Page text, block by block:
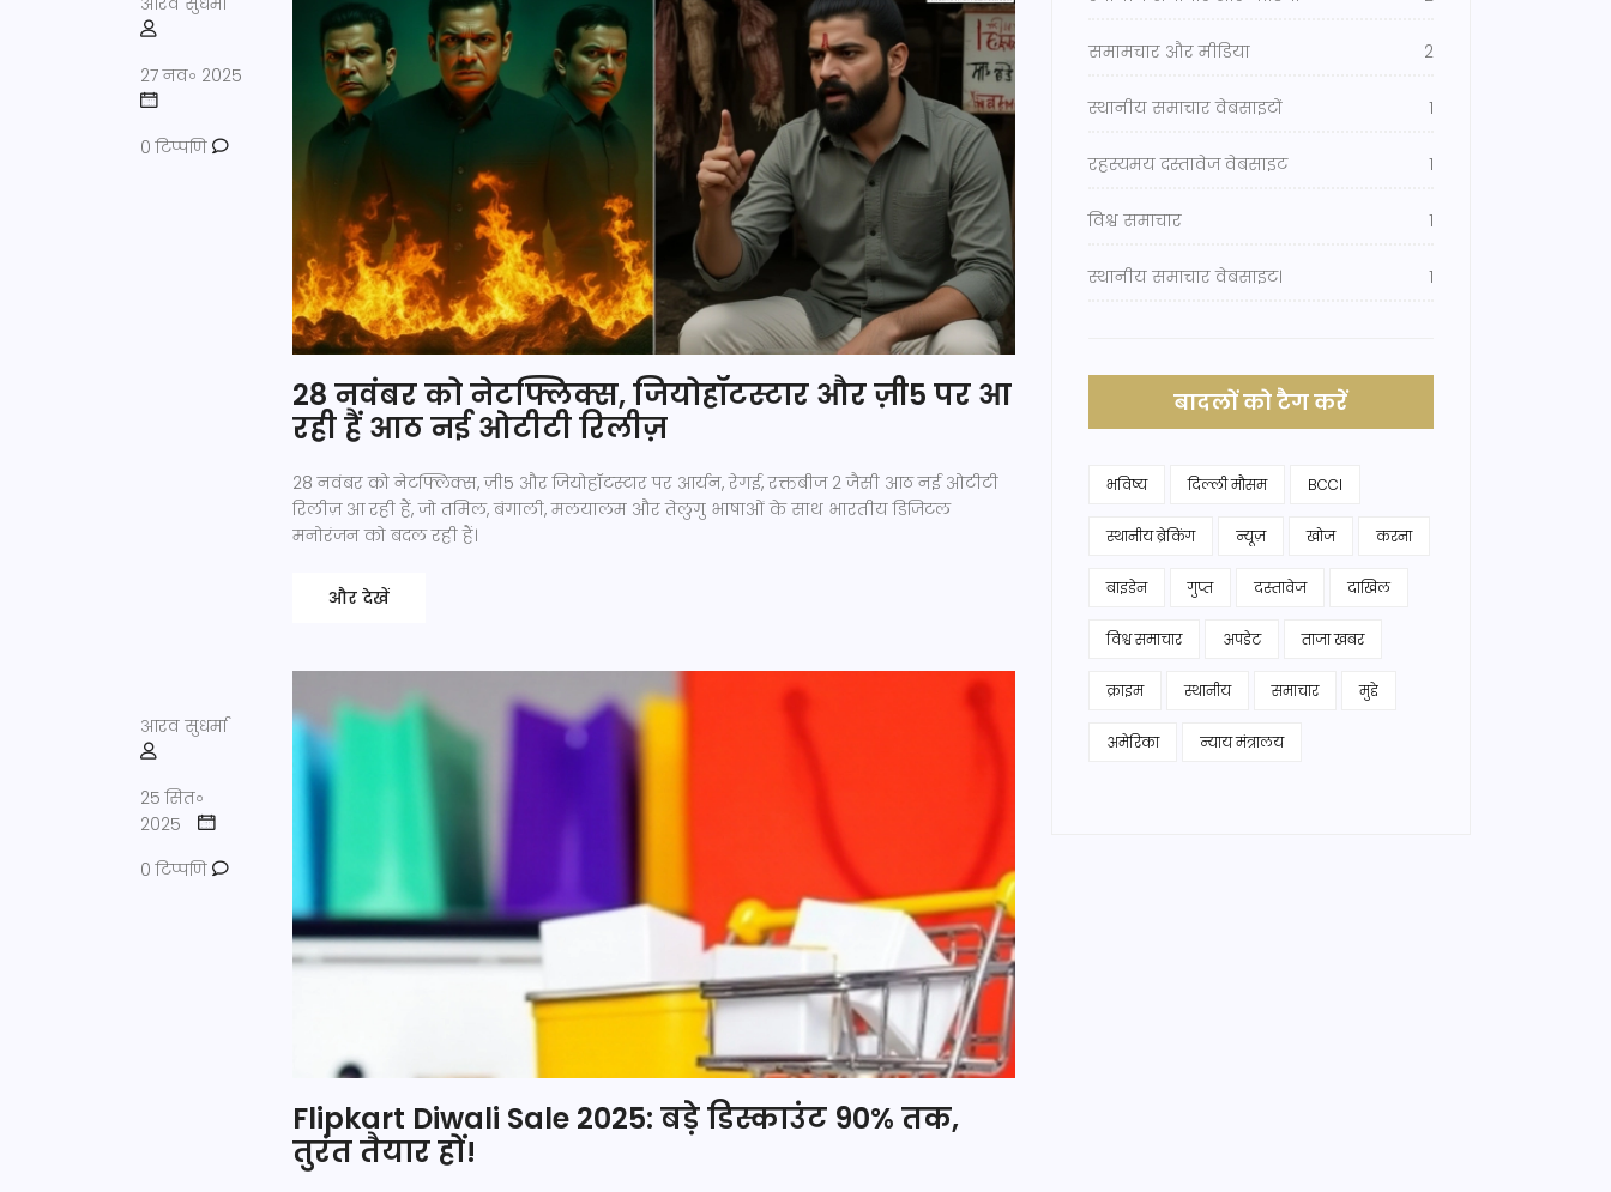
27 नव॰ 2025
0 टिप्पणि
28 नवंबर को नेटफ्लिक्स, जियोहॉटस्टार और ज़ी5 पर आ
रही हैं आठ नई ओटीटी रिलीज़
28 नवंबर को नेटफ्लिक्स, ज़ी5 और जियोहॉटस्टार पर आर्यन, रेगई, रक्तबीज 2 जैसी आठ नई ओटीटी
रिलीज़ आ रही हैं, जो तमिल, बंगाली, मलयालम और तेलुगु भाषाओं के साथ भारतीय डिजिटल
मनोरंजन को बदल रही हैं।
और देखें
आरव सुधर्मा
25 सित॰
2025
0 टिप्पणि
Flipkart Diwali Sale 2025: बड़े डिस्काउंट 90% तक,
तुरंत तैयार हों!
समामचार और मीडिया 2
स्थानीय समाचार वेबसाइटों 1
रहस्यमय दस्तावेज वेबसाइट 1
विश्व समाचार 1
स्थानीय समाचार वेबसाइट। 1
बादलों को टैग करें
भविष्य दिल्ली मौसम BCCI
स्थानीय ब्रेकिंग न्यूज़ खोज करना
बाइडेन गुप्त दस्तावेज दाखिल
विश्व समाचार अपडेट ताजा खबर
क्राइम स्थानीय समाचार मुद्दे
अमेरिका न्याय मंत्रालय